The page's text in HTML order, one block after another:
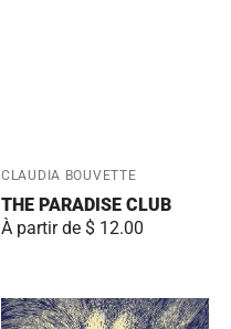
Fournisseur:
CLAUDIA BOUVETTE
THE PARADISE CLUB
Prix
À partir de $ 12.00
Mimi